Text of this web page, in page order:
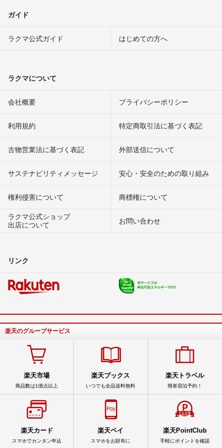
ガイド
ラクマ公式ガイド はじめての方へ
ラクマについて
会社概要 プライバシーポリシー
利用規約 特定商取引法に基づく表記
古物営業法に基づく表記 外部送信について
サステナビリティメッセージ 安心・安全のための取り組み
権利侵害について
商標権について
ラクマ公式ショップ
出店について
お問い合わせ
リンク
楽天のグループサービス
楽天市場
商品数は1億点以上
楽天ブックス
いつでも全品送料無料
楽天トラベル
簡単宿泊予約！
楽天カード
スマホでカンタン申込
楽天ペイ
スマホをお財布に
楽天PointClub
手軽にポイントを確認